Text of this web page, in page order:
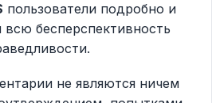
пользователи подробно и
всю бесперспективность
не являются ничем